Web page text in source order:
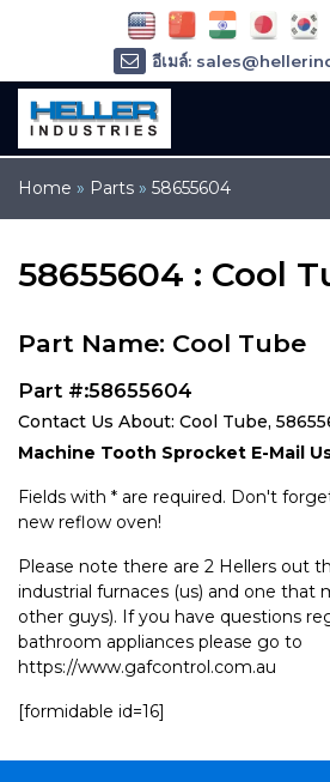
Home » Parts » 58655604
58655604 : Cool
Part Name: Cool Tube
Part #:58655604
Contact Us About: Cool Tube,
Machine Tooth Sprocket E-Mail
Fields with * are required. Don't
new reflow oven!
Please note there are 2 Hellers out
industrial furnaces (us) and one that
other guys). If you have questions
bathroom appliances please go to
https://www.gafcontrol.com.au
[formidable id=16]
อีเมล์:
อีเมล์:
โทรศัพท์ :